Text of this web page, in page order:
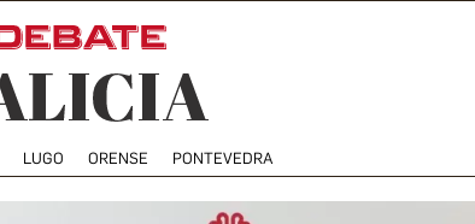
LUGO ORENSE PONTEVEDRA